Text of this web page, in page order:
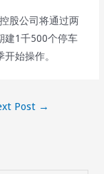
股公司将通过两
建1千500个停车
始操作。
Post →